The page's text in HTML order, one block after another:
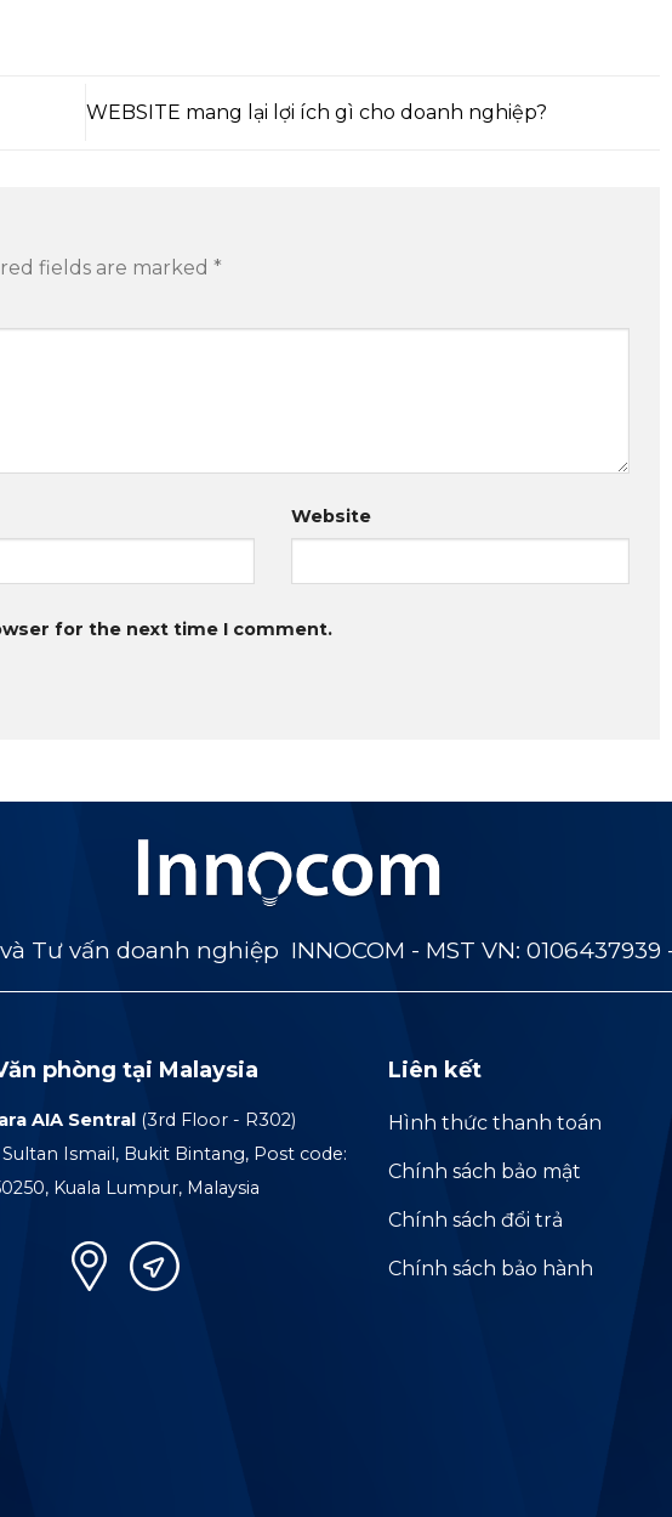
WEBSITE mang lại lợi ích gì cho doanh nghiệp?
fields are marked *
Website
for the next time I comment.
Tư vấn doanh nghiệp INNOCOM - MST VN: 0106437939
phòng tại Malaysia
AIA Sentral (3rd Floor - R302)
Ismail, Bukit Bintang, Post code:
Kuala Lumpur, Malaysia
Liên kết
Hình thức thanh toán
Chính sách bảo mật
Chính sách đổi trả
Chính sách bảo hành